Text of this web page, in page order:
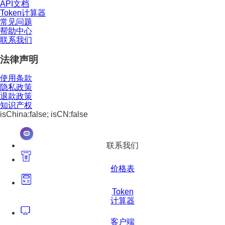
API文档
Token计算器
常见问题
帮助中心
联系我们
法律声明
使用条款
隐私政策
退款政策
知识产权
isChina:false; isCN:false
联系我们
价格表
Token
计算器
客户端